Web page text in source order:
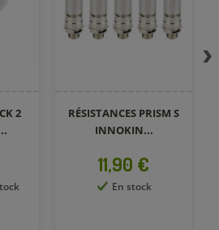
RÉSISTANCES PRISM S
INNOKIN...
Prix
11,90 €
En stock